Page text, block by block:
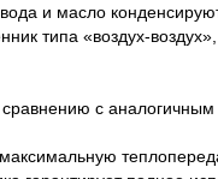
и масло
типа «воздух-
с аналогичным